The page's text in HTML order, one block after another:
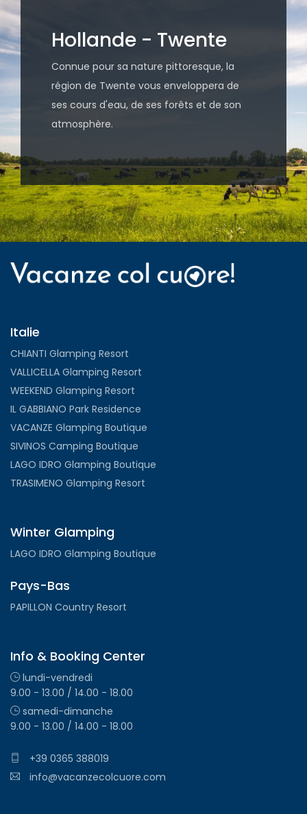
Hollande - Twente
Connue pour sa nature pittoresque, la
région de Twente vous enveloppera de
ses cours d'eau, de ses forêts et de son
atmosphère.
Italie
CHIANTI Glamping Resort
VALLICELLA Glamping Resort
WEEKEND Glamping Resort
IL GABBIANO Park Residence
VACANZE Glamping Boutique
SIVINOS Camping Boutique
LAGO IDRO Glamping Boutique
TRASIMENO Glamping Resort
Winter Glamping
LAGO IDRO Glamping Boutique
Pays-Bas
PAPILLON Country Resort
Info & Booking Center
lundi-vendredi
9.00 - 13.00 / 14.00 - 18.00
samedi-dimanche
9.00 - 13.00 / 14.00 - 18.00
+39 0365 388019
info@vacanzecolcuore.com